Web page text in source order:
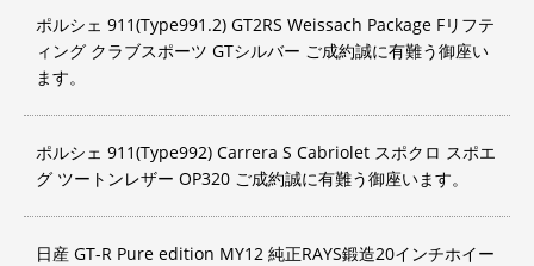
ポルシェ 911(Type991.2) GT2RS Weissach Package Fリフテ
ィング クラブスポーツ GTシルバー ご成約誠に有難う御座い
ます。
ポルシェ 911(Type992) Carrera S Cabriolet スポクロ スポエ
グ ツートンレザー OP320 ご成約誠に有難う御座います。
日産 GT-R Pure edition MY12 純正RAYS鍛造20インチホイー